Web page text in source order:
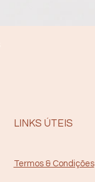
LINKS ÚTEIS
Termos & Condições